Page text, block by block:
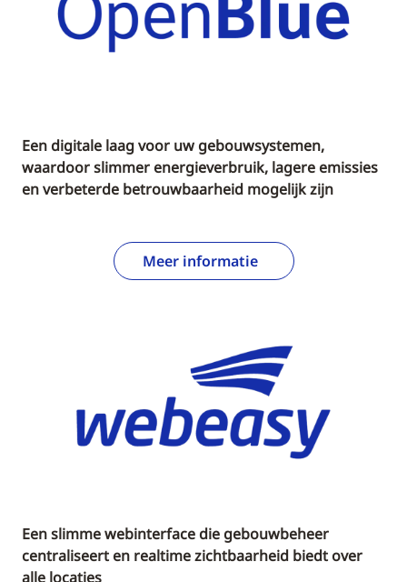
Een digitale laag voor uw gebouwsystemen,
waardoor slimmer energieverbruik, lagere emissies
en verbeterde betrouwbaarheid mogelijk zijn
Meer informatie
Een slimme webinterface die gebouwbeheer
centraliseert en realtime zichtbaarheid biedt over
alle locaties